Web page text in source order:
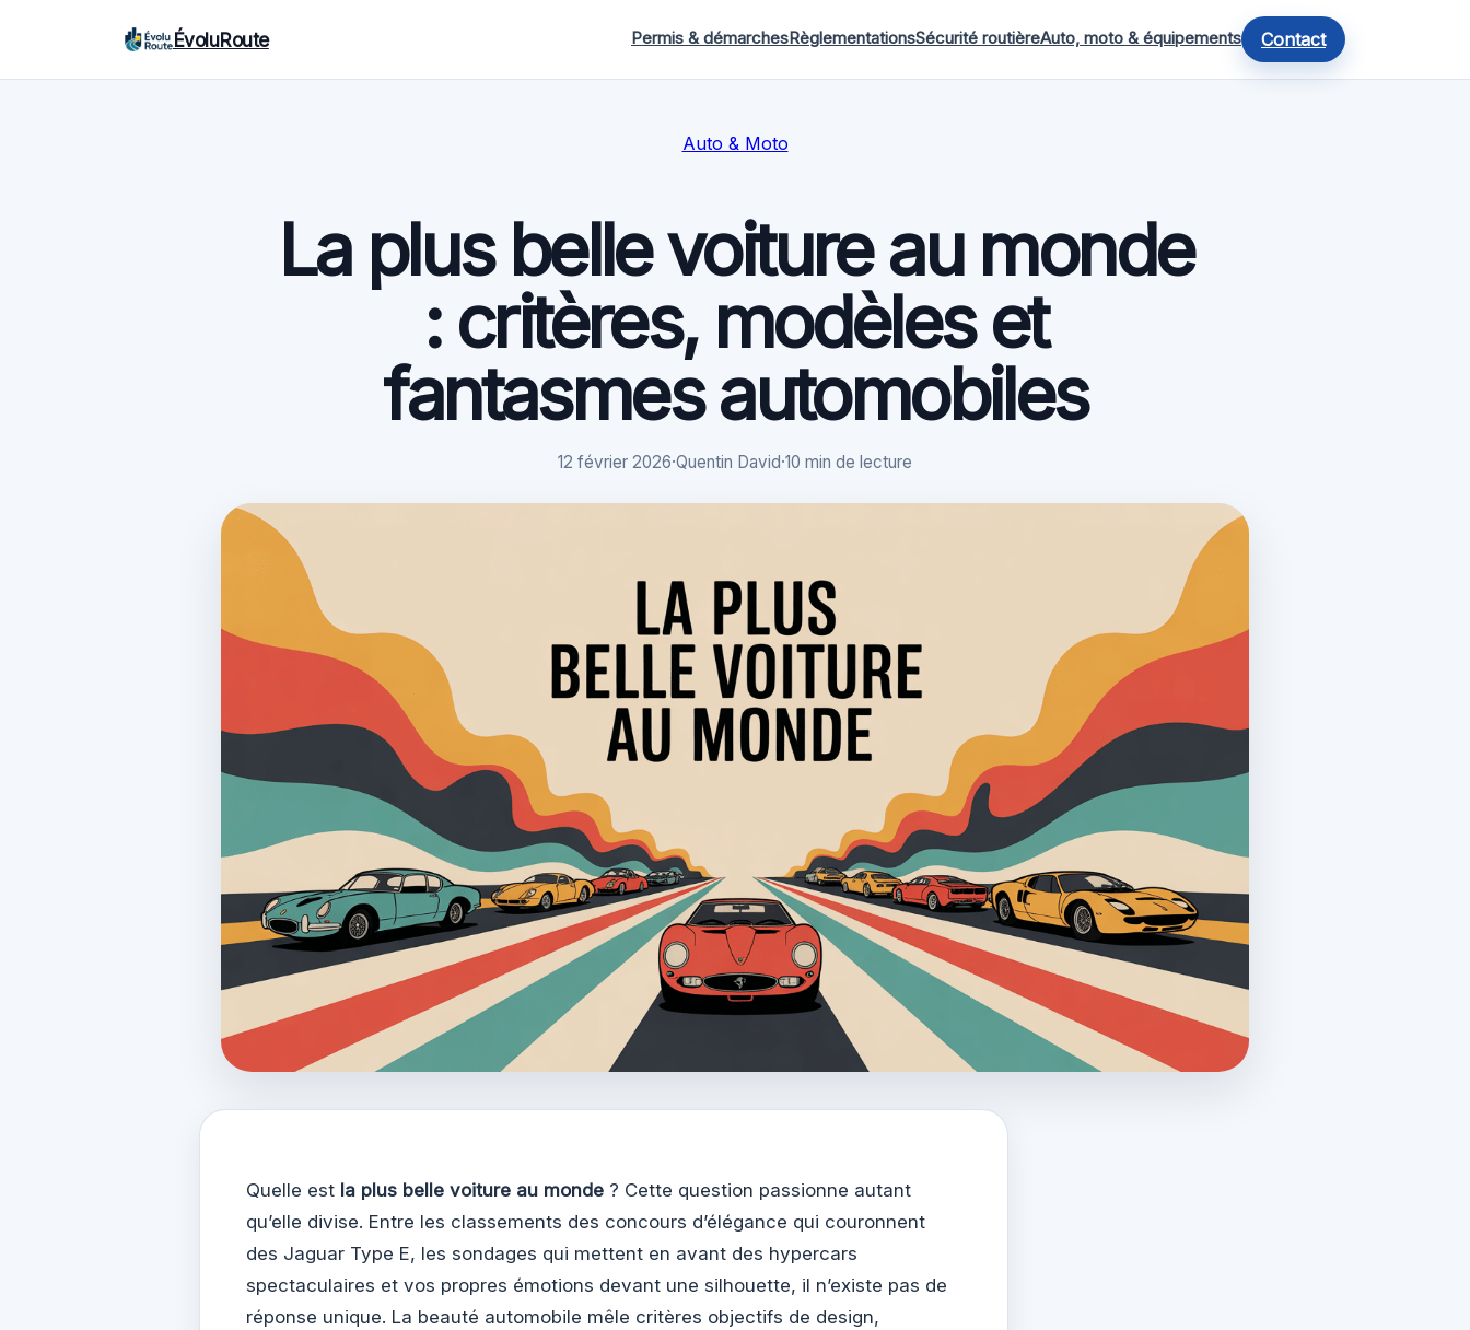
ÉvoluRoute Permis & démarchesRèglementationsSécurité routièreAuto, moto & équipements Contact
Auto & Moto
La plus belle voiture au monde
: critères, modèles et
fantasmes automobiles
12 février 2026·Quentin David·10 min de lecture
Quelle est la plus belle voiture au monde ? Cette question passionne autant
qu’elle divise. Entre les classements des concours d’élégance qui couronnent
des Jaguar Type E, les sondages qui mettent en avant des hypercars
spectaculaires et vos propres émotions devant une silhouette, il n’existe pas de
réponse unique. La beauté automobile mêle critères objectifs de design,